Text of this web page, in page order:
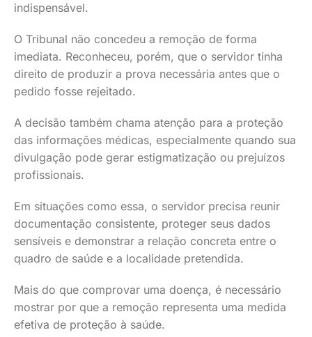
indispensável.
O Tribunal não concedeu a remoção de forma
imediata. Reconheceu, porém, que o servidor tinha
direito de produzir a prova necessária antes que o
pedido fosse rejeitado.
A decisão também chama atenção para a proteção
das informações médicas, especialmente quando sua
divulgação pode gerar estigmatização ou prejuízos
profissionais.
Em situações como essa, o servidor precisa reunir
documentação consistente, proteger seus dados
sensíveis e demonstrar a relação concreta entre o
quadro de saúde e a localidade pretendida.
Mais do que comprovar uma doença, é necessário
mostrar por que a remoção representa uma medida
efetiva de proteção à saúde.